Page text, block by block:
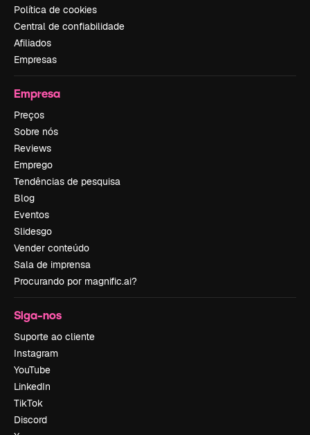
Política de cookies
Central de confiabilidade
Afiliados
Empresas
Empresa
Preços
Sobre nós
Reviews
Emprego
Tendências de pesquisa
Blog
Eventos
Slidesgo
Vender conteúdo
Sala de imprensa
Procurando por magnific.ai?
Siga-nos
Suporte ao cliente
Instagram
YouTube
LinkedIn
TikTok
Discord